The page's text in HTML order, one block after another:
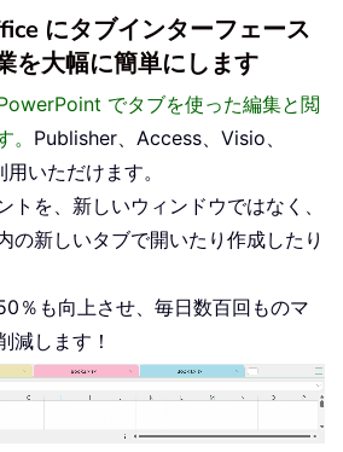
にタブインターフェース
を大幅に簡単にします
でタブを使った編集と閲
Publisher、Access、Visio、
いただけます。
トを、新しいウィンドウではなく、
の新しいタブで開いたり作成したり
％も向上させ、毎日数百回ものマ
減します！